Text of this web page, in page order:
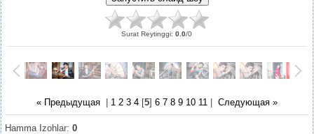
Surat Reytinggi: 0.0/0
« Предыдущая 1 2 3 4 [5] 6 7 8 9 10 11 Следующая »
Hamma Izohlar: 0